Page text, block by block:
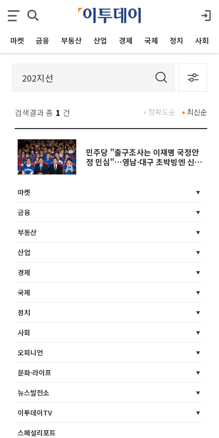
마켓 금융 부동산 산업 경제 국제 정치 사회
검색결과 총 1 건 최신순
정확도순
민주당 "출구조사는 이재명 국정안
정 민심"…영남·대구 초박빙엔 신
마켓
금융
부동산
산업
경제
국제
정치
사회
오피니언
문화·라이프
뉴스발전소
이투데이TV
스페셜리포트